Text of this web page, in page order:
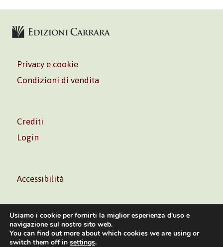
Privacy e cookie
Condizioni di vendita
Crediti
Login
Accessibilità
Volontè & Co. Srl – P.I. 06181480960 –info@volonte-
Usiamo i cookie per fornirti la miglior esperienza d'uso e
navigazione sul nostro sito web.
You can find out more about which cookies we are using or
switch them off in settings.